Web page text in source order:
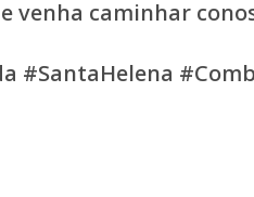
venha caminhar
#SantaHelena